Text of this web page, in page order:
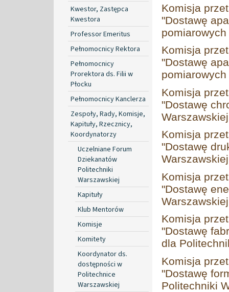
Kwestor, Zastępca
Kwestora
Professor Emeritus
Pełnomocnicy Rektora
Pełnomocnicy
Prorektora ds. Filii w
Płocku
Pełnomocnicy Kanclerza
Zespoły, Rady, Komisje,
Kapituły, Rzecznicy,
Koordynatorzy
Uczelniane Forum
Dziekanatów
Politechniki
Warszawskiej
Kapituły
Klub Mentorów
Komisje
Komitety
Koordynator ds.
dostępności w
Politechnice
Warszawskiej
Komisja
"Dostawę
Komisja
"Dostawę
Komisja
"Dostawę
Komisja
"Dostawę
Komisja
"Dostawę
Komisja
"Dostawę
dla
Komisja
"Dostawę
Politechniki